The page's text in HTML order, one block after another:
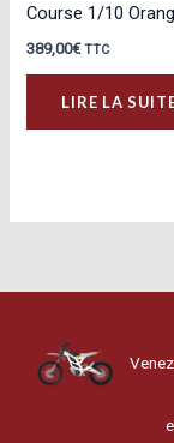
Course 1/10
389,00€ TTC
LIRE LA